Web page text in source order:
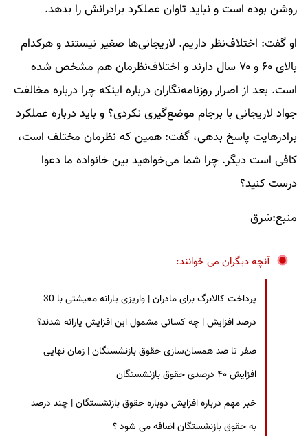
روشن بوده است و نباید تاوان عملکرد برادرانش را بدهد.
او گفت: اختلاف‌نظر داریم. لاریجانی‌ها صغیر نیستند و هرکدام
بالای ۶۰ و ۷۰ سال دارند و اختلاف‌نظرمان هم مشخص شده
است. بعد از اصرار روزنامه‌نگاران درباره اینکه چرا درباره مخالفت
جواد لاریجانی با برجام موضع‌گیری نکردی؟ و باید درباره عملکرد
برادرهایت پاسخ بدهی، گفت: همین که نظرمان مختلف است،
کافی است دیگر. چرا شما می‌‌خواهید بین خانواده ما دعوا
درست کنید؟
منبع:شرق
آنچه دیگران می خوانند:
پرداخت کالابرگ برای مادران | واریزی یارانه معیشتی با 30
درصد افزایش | چه کسانی مشمول این افزایش یارانه شدند؟
صفر تا صد همسان‌سازی حقوق بازنشستگان | زمان نهایی
افزایش ۴۰ درصدی حقوق بازنشستگان
خبر مهم درباره افزایش دوباره حقوق بازنشستگان | چند درصد
به حقوق بازنشستگان اضافه می شود ؟